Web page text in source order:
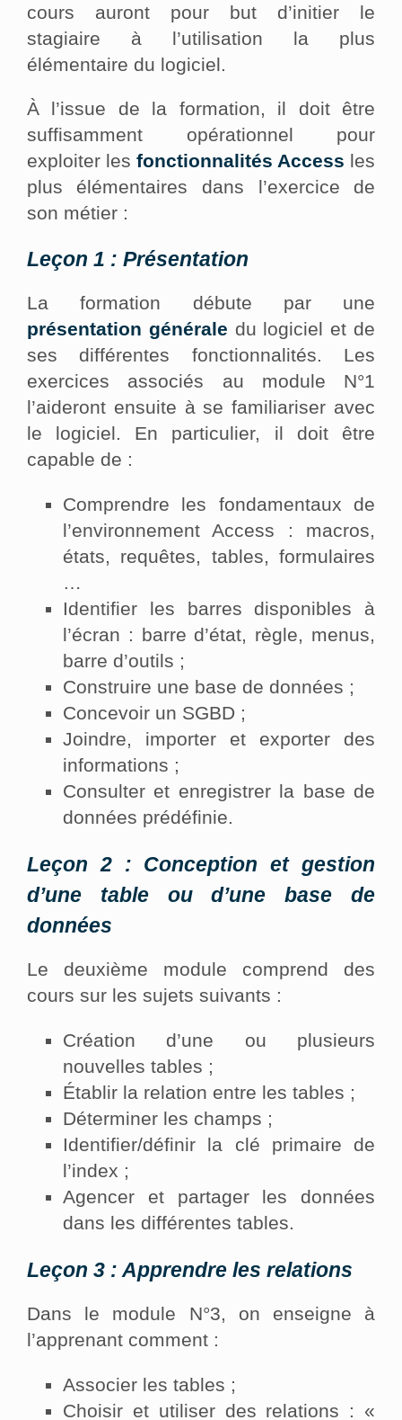
cours auront pour but d’initier le
stagiaire à l’utilisation la plus
élémentaire du logiciel.
À l’issue de la formation, il doit être
suffisamment opérationnel pour
exploiter les fonctionnalités Access les
plus élémentaires dans l’exercice de
son métier :
Leçon 1 : Présentation
La formation débute par une
présentation générale du logiciel et de
ses différentes fonctionnalités. Les
exercices associés au module N°1
l’aideront ensuite à se familiariser avec
le logiciel. En particulier, il doit être
capable de :
Comprendre les fondamentaux de
l’environnement Access : macros,
états, requêtes, tables, formulaires
…
Identifier les barres disponibles à
l’écran : barre d’état, règle, menus,
barre d’outils ;
Construire une base de données ;
Concevoir un SGBD ;
Joindre, importer et exporter des
informations ;
Consulter et enregistrer la base de
données prédéfinie.
Leçon 2 : Conception et gestion
d’une table ou d’une base de
données
Le deuxième module comprend des
cours sur les sujets suivants :
Création d’une ou plusieurs
nouvelles tables ;
Établir la relation entre les tables ;
Déterminer les champs ;
Identifier/définir la clé primaire de
l’index ;
Agencer et partager les données
dans les différentes tables.
Leçon 3 : Apprendre les relations
Dans le module N°3, on enseigne à
l’apprenant comment :
Associer les tables ;
Choisir et utiliser des relations : «